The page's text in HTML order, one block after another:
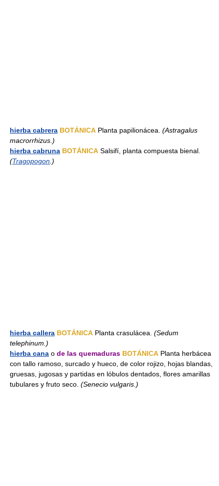
hierba cabrera BOTÁNICA Planta papilionácea. (Astragalus
macrorrhizus.)
hierba cabruna BOTÁNICA Salsifí, planta compuesta bienal.
(Tragopogon .)
hierba callera BOTÁNICA Planta crasulácea. (Sedum
telephinum.)
hierba cana o de las quemaduras BOTÁNICA Planta herbácea
con tallo ramoso, surcado y hueco, de color rojizo, hojas blandas,
gruesas, jugosas y partidas en lóbulos dentados, flores amarillas
tubulares y fruto seco. (Senecio vulgaris.)